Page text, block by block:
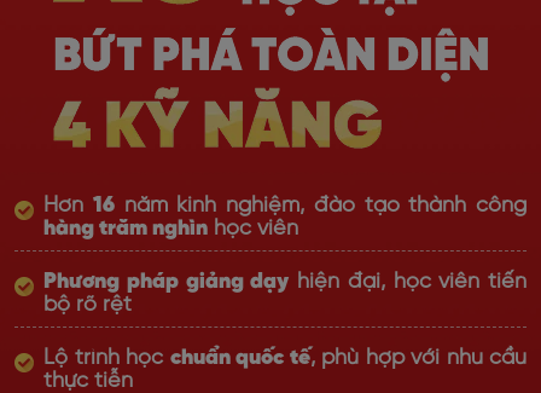
Hơn 16năm kinh nghiệm, đào tạo thành công
hàng trăm nghìn học viên
Phương pháp giảng dạy hiện đại, học viên tiến
bộ rõ rệt
Lộ trình học chuẩn quốc tế, phù hợp với nhu cầu
thực tiễn